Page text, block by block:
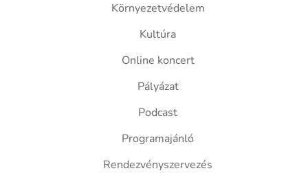
Környezetvédelem
Kultúra
Online koncert
Pályázat
Podcast
Programajánló
Rendezvényszervezés